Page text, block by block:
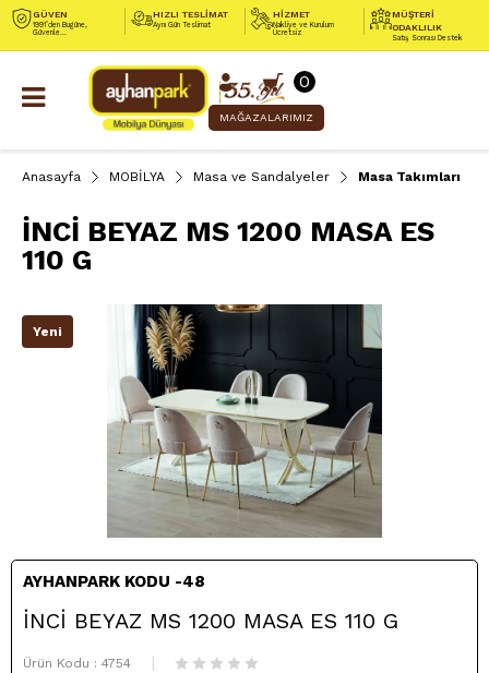
GÜVEN
1991’den Bugüne,
Güvenle...
HIZLI TESLİMAT
Aynı Gün Teslimat
HİZMET
Nakliye ve Kurulum
Ücretsiz
MÜŞTERİ
ODAKLILIK
Satış Sonrası Destek
0
MAĞAZALARIMIZ
Anasayfa MOBİLYA Masa ve Sandalyeler Masa Takımları
İNCİ BEYAZ MS 1200 MASA ES
110 G
Yeni
AYHANPARK KODU -48
İNCİ BEYAZ MS 1200 MASA ES 110 G
Ürün Kodu : 4754